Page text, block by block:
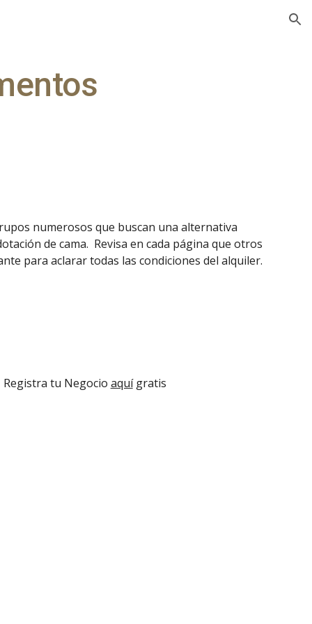
numerosos que buscan una alternativa
de cama.  Revisa en cada página que otros
para aclarar todas las condiciones del alquiler.
Registra tu Negocio aquí gratis